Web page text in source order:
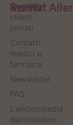
Servizi
Contatti
clienti
privati
Contatti
medici e
farmacie
Newsletter
FAQ
L'enciclopedia
dell'intestino
Institut